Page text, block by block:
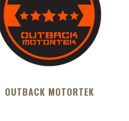
OUTBACK MOTORTEK